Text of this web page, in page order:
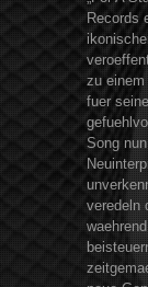
Records
zu
fuer
Song
veredeln